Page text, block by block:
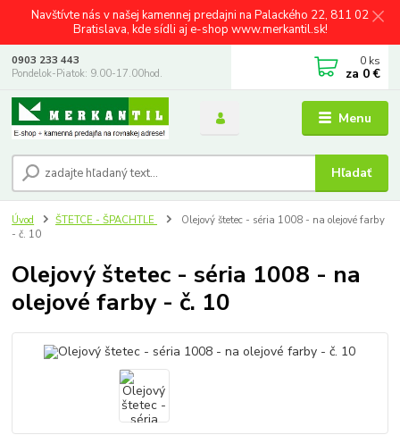
Navštívte nás v našej kamennej predajni na Palackého 22, 811 02
Bratislava, kde sídli aj e-shop www.merkantil.sk!
Menu
Hľadať
0903 233 443
Pondelok-Piatok: 9.00-17.00hod.
0 ks
za 0 €
Úvod ŠTETCE - ŠPACHTLE
Olejový štetec - séria 1008 - na olejové farby
- č. 10
Olejový štetec - séria 1008 - na
olejové farby - č. 10